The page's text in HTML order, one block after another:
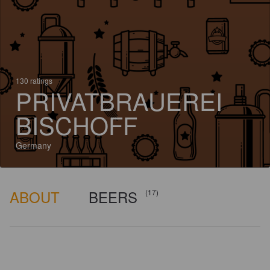
130 ratings
PRIVATBRAUEREI
BISCHOFF
Germany
ABOUT BEERS (17)